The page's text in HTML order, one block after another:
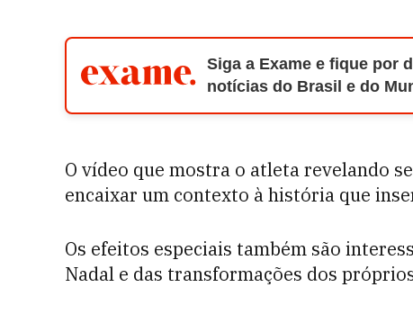
Siga a Exame e fique por
notícias do Brasil e do
O vídeo que mostra o atleta revelando
encaixar um contexto à história que
Os efeitos especiais também são
Nadal e das transformações dos